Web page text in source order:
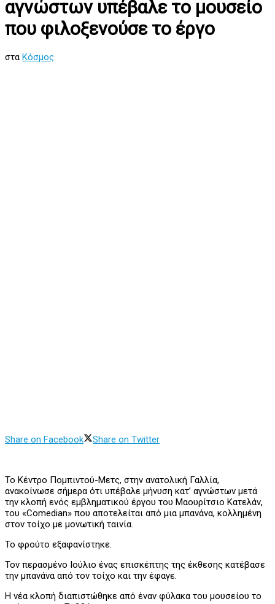
αγνώστων υπέβαλε το μουσείο
που φιλοξενούσε το έργο
στα Κόσμος
Share on Facebook Share on Twitter
Το Κέντρο Πομπιντού-Μετς, στην ανατολική Γαλλία,
ανακοίνωσε σήμερα ότι υπέβαλε μήνυση κατ’ αγνώστων μετά
την κλοπή ενός εμβληματικού έργου του Μαουρίτσιο Κατελάν,
του «Comedian» που αποτελείται από μια μπανάνα, κολλημένη
στον τοίχο με μονωτική ταινία.
Το φρούτο εξαφανίστηκε.
Τον περασμένο Ιούλιο ένας επισκέπτης της έκθεσης κατέβασε
την μπανάνα από τον τοίχο και την έφαγε.
Η νέα κλοπή διαπιστώθηκε από έναν φύλακα του μουσείου το